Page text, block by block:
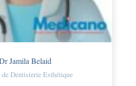
Jamila Belaid
Dentisterie Esthétique